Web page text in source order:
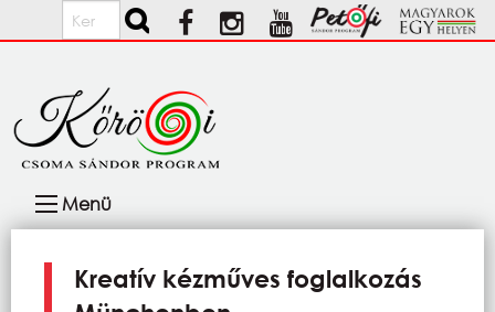
Ugrás a tartalomra
Keresés
navigáció
Menü
Kreatív kézműves foglalkozás